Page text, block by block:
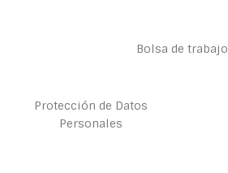
Bolsa de trabajo
Protección de Datos
Personales